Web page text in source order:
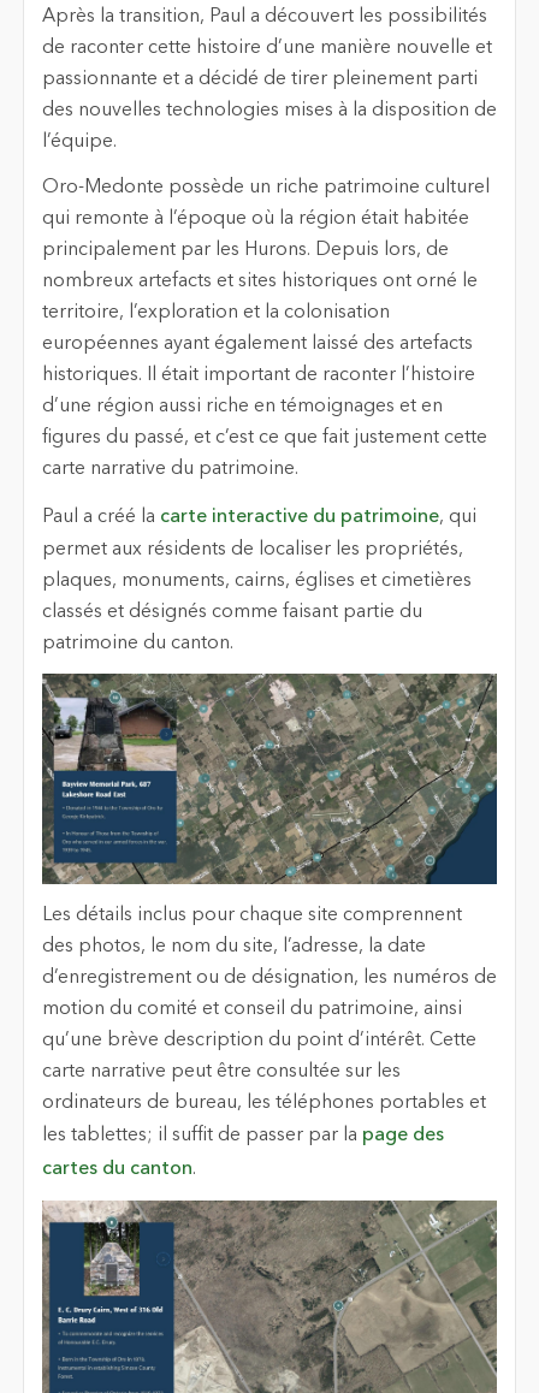
Après la transition, Paul a découvert les possibilités
de raconter cette histoire d’une manière nouvelle et
passionnante et a décidé de tirer pleinement parti
des nouvelles technologies mises à la disposition de
l’équipe.
Oro-Medonte possède un riche patrimoine culturel
qui remonte à l’époque où la région était habitée
principalement par les Hurons. Depuis lors, de
nombreux artefacts et sites historiques ont orné le
territoire, l’exploration et la colonisation
européennes ayant également laissé des artefacts
historiques. Il était important de raconter l’histoire
d’une région aussi riche en témoignages et en
figures du passé, et c’est ce que fait justement cette
carte narrative du patrimoine.
Paul a créé la carte interactive du patrimoine, qui
permet aux résidents de localiser les propriétés,
plaques, monuments, cairns, églises et cimetières
classés et désignés comme faisant partie du
patrimoine du canton.
Les détails inclus pour chaque site comprennent
des photos, le nom du site, l’adresse, la date
d’enregistrement ou de désignation, les numéros de
motion du comité et conseil du patrimoine, ainsi
qu’une brève description du point d’intérêt. Cette
carte narrative peut être consultée sur les
ordinateurs de bureau, les téléphones portables et
les tablettes; il suffit de passer par la page des
cartes du canton.